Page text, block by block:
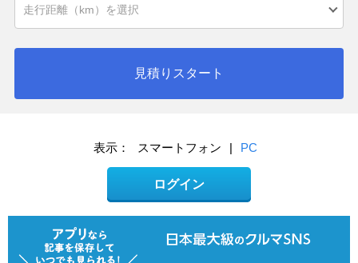
見積りスタート
表示： スマートフォン | PC
ログイン